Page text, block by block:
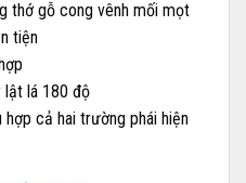
thớ gỗ cong vênh mối mọt
tiện
lật lá 180 độ
cả hai trường phái hiện